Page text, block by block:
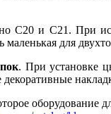
С20 и С21. При
маленькая для
. При установке